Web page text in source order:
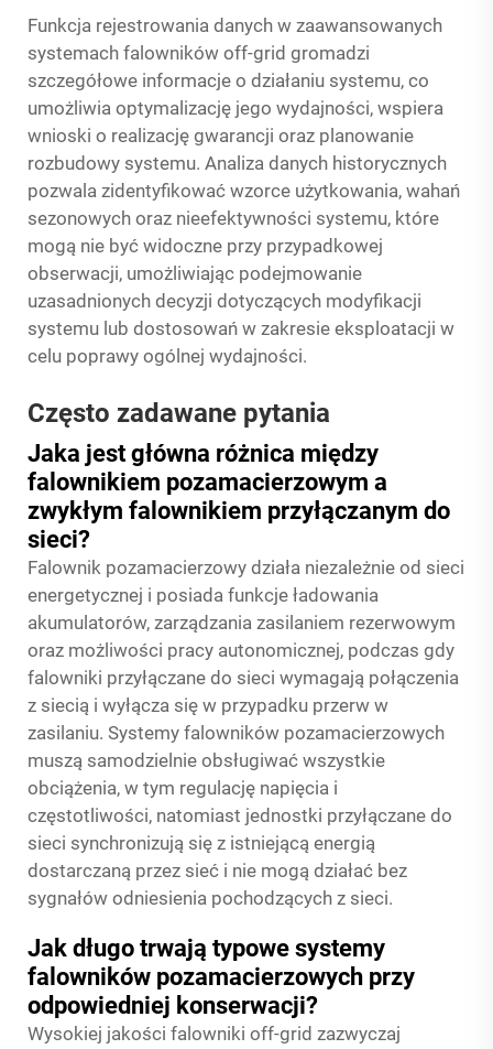
Funkcja rejestrowania danych w zaawansowanych
systemach falowników off-grid gromadzi
szczegółowe informacje o działaniu systemu, co
umożliwia optymalizację jego wydajności, wspiera
wnioski o realizację gwarancji oraz planowanie
rozbudowy systemu. Analiza danych historycznych
pozwala zidentyfikować wzorce użytkowania, wahań
sezonowych oraz nieefektywności systemu, które
mogą nie być widoczne przy przypadkowej
obserwacji, umożliwiając podejmowanie
uzasadnionych decyzji dotyczących modyfikacji
systemu lub dostosowań w zakresie eksploatacji w
celu poprawy ogólnej wydajności.
Często zadawane pytania
Jaka jest główna różnica między
falownikiem pozamacierzowym a
zwykłym falownikiem przyłączanym do
sieci?
Falownik pozamacierzowy działa niezależnie od sieci
energetycznej i posiada funkcje ładowania
akumulatorów, zarządzania zasilaniem rezerwowym
oraz możliwości pracy autonomicznej, podczas gdy
falowniki przyłączane do sieci wymagają połączenia
z siecią i wyłącza się w przypadku przerw w
zasilaniu. Systemy falowników pozamacierzowych
muszą samodzielnie obsługiwać wszystkie
obciążenia, w tym regulację napięcia i
częstotliwości, natomiast jednostki przyłączane do
sieci synchronizują się z istniejącą energią
dostarczaną przez sieć i nie mogą działać bez
sygnałów odniesienia pochodzących z sieci.
Jak długo trwają typowe systemy
falowników pozamacierzowych przy
odpowiedniej konserwacji?
Wysokiej jakości falowniki off-grid zazwyczaj